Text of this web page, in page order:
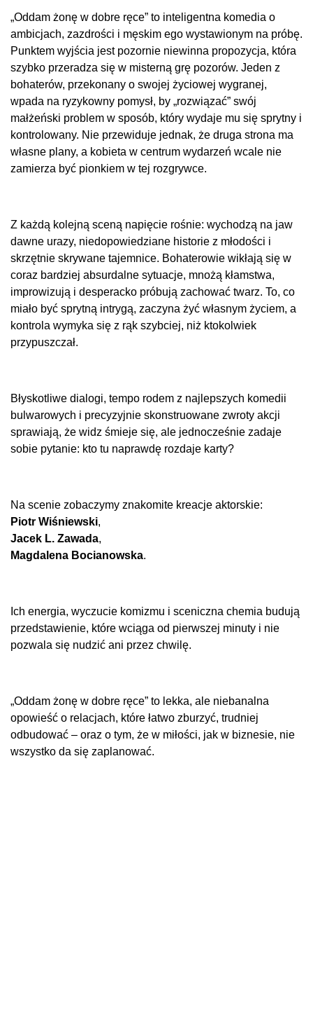
„Oddam żonę w dobre ręce” to inteligentna komedia o
ambicjach, zazdrości i męskim ego wystawionym na próbę.
Punktem wyjścia jest pozornie niewinna propozycja, która
szybko przeradza się w misterną grę pozorów. Jeden z
bohaterów, przekonany o swojej życiowej wygranej,
wpada na ryzykowny pomysł, by „rozwiązać” swój
małżeński problem w sposób, który wydaje mu się sprytny i
kontrolowany. Nie przewiduje jednak, że druga strona ma
własne plany, a kobieta w centrum wydarzeń wcale nie
zamierza być pionkiem w tej rozgrywce.
Z każdą kolejną sceną napięcie rośnie: wychodzą na jaw
dawne urazy, niedopowiedziane historie z młodości i
skrzętnie skrywane tajemnice. Bohaterowie wikłają się w
coraz bardziej absurdalne sytuacje, mnożą kłamstwa,
improwizują i desperacko próbują zachować twarz. To, co
miało być sprytną intrygą, zaczyna żyć własnym życiem, a
kontrola wymyka się z rąk szybciej, niż ktokolwiek
przypuszczał.
Błyskotliwe dialogi, tempo rodem z najlepszych komedii
bulwarowych i precyzyjnie skonstruowane zwroty akcji
sprawiają, że widz śmieje się, ale jednocześnie zadaje
sobie pytanie: kto tu naprawdę rozdaje karty?
Na scenie zobaczymy znakomite kreacje aktorskie:
Piotr Wiśniewski,
Jacek L. Zawada,
Magdalena Bocianowska.
Ich energia, wyczucie komizmu i sceniczna chemia budują
przedstawienie, które wciąga od pierwszej minuty i nie
pozwala się nudzić ani przez chwilę.
„Oddam żonę w dobre ręce” to lekka, ale niebanalna
opowieść o relacjach, które łatwo zburzyć, trudniej
odbudować – oraz o tym, że w miłości, jak w biznesie, nie
wszystko da się zaplanować.